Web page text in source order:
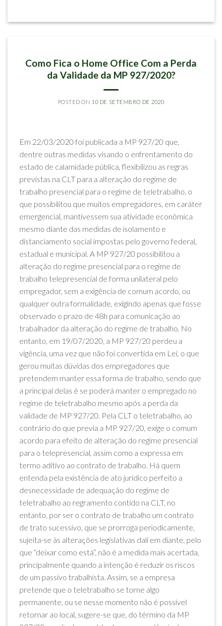
Como Fica o Home Office Com a Perda
da Validade da MP 927/2020?
POSTED ON 10 DE SETEMBRO DE 2020
Em 22/03/2020 foi publicada a MP 927/20 que,
dentre outras medidas visando o enfrentamento do
estado de calamidade pública, flexibilizou as regras
previstas na CLT para a alteração do regime de
trabalho presencial para o regime de teletrabalho, o
que possibilitou que muitos empregadores, em caráter
emergencial, mantivessem sua atividade econômica
mesmo diante das medidas de isolamento e
distanciamento social impostas pelo governo federal,
estadual e municipal. A MP 927/20 possibilitou a
alteração do regime presencial para o regime de
trabalho telepresencial de forma unilateral pelo
empregador, sem a exigência de comum acordo, ou
qualquer outra formalidade, exigindo apenas que fosse
observado o prazo de 48h para comunicação ao
trabalhador da alteração do regime de trabalho. No
entanto, em 19/07/2020, a MP 927/20 perdeu a
vigência, uma vez que não foi convertida em Lei, o que
gerou muitas dúvidas dos empregadores que
pretendem manter essa forma de trabalho, sendo que
a principal delas é se poderá manter o empregado no
regime de teletrabalho mesmo após a perda da
validade de MP 927/20. Pela CLT o teletrabalho, ao
contrário do que previa a MP 927/20, exige o comum
acordo para efeito de alteração do regime presencial
para o telepresencial, assim como a expressa em
termo aditivo ao contrato de trabalho. Há quem
entenda pela existência de ato jurídico perfeito a
desnecessidade de adequação do regime de
teletrabalho ao regramento contido na CLT, no
entanto, por ser o contrato de trabalho um contrato
de trato sucessivo, que se prorroga periodicamente,
sujeita-se às alterações legislativas dali em diante, pelo
que “deixar como está”, não é a medida mais acertada,
principalmente quando a intenção é reduzir os riscos
de um passivo trabalhista. Assim, se a empresa
pretende que o teletrabalho se torne algo
permanente, ou se nesse momento não é possível
retornar ao local, sugere-se que, do término da MP